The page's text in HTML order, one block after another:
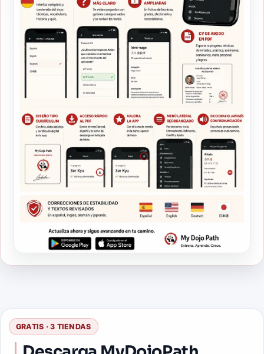
GRATIS · 3 TIENDAS